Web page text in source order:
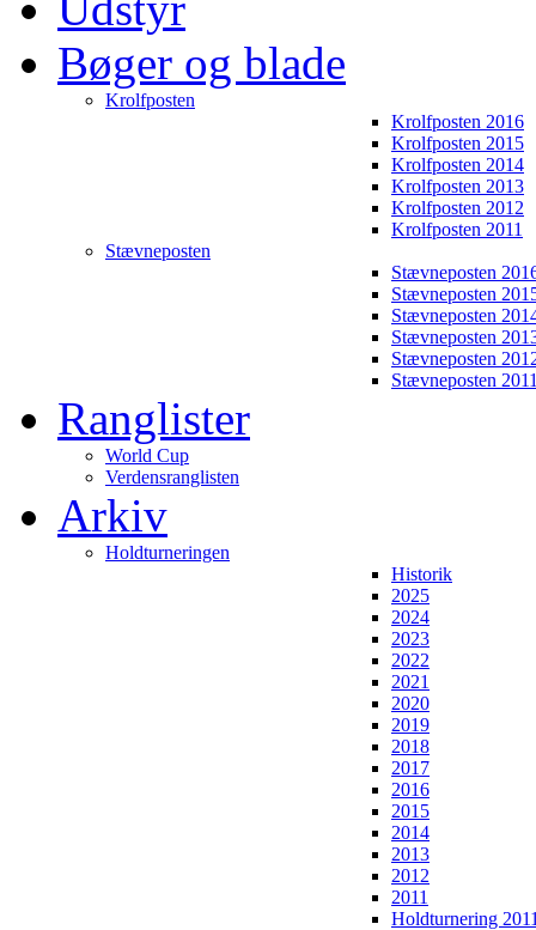
Bøger og blade
Krolfposten
Krolfposten 2016
Krolfposten 2015
Krolfposten 2014
Krolfposten 2013
Krolfposten 2012
Krolfposten 2011
Stævneposten
Stævneposten
Stævneposten
Stævneposten
Stævneposten
Stævneposten
Stævneposten
Ranglister
World Cup
Verdensranglisten
Arkiv
Holdturneringen
Historik
2025
2024
2023
2022
2021
2020
2019
2018
2017
2016
2015
2014
2013
2012
2011
Holdturnering